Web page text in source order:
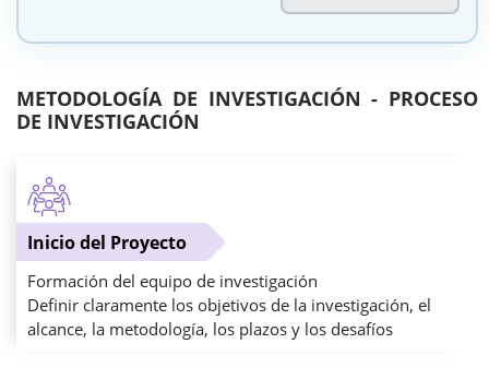
METODOLOGÍA DE INVESTIGACIÓN - PROCESO
DE INVESTIGACIÓN
Inicio del Proyecto
Formación del equipo de investigación
Definir claramente los objetivos de la investigación, el
alcance, la metodología, los plazos y los desafíos